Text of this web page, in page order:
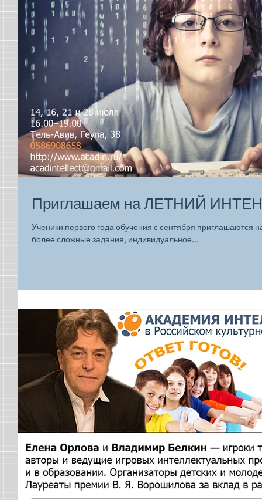
Приглашаем на ЛЕТНИЙ
Ученики первого года обучения с сентября приглашаются
более сложные задания, индивидуальное...